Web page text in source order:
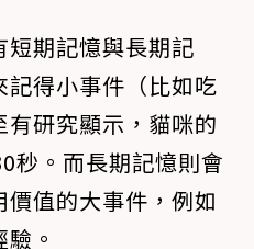
期記憶與長期記
得小事件（比如吃
研究顯示，貓咪的
秒。而長期記憶則會
值的大事件，例如
。